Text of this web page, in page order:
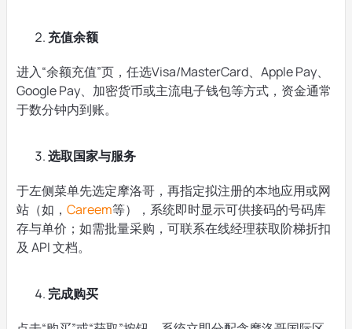
充值余额
进入“余额充值”页，任选Visa/MasterCard、Apple Pay、
Google Pay、加密货币或主流电子钱包等方式，资金通常
于数分钟内到账。
选取国家与服务
于左侧菜单先选定摩洛哥，再指定拟注册的本地应用或网
站（如， Careem等），系统即时显示可供接码的号码库
存与单价；如需批量采购，可联系在线经理获取阶梯折扣
及 API 文档。
完成购买